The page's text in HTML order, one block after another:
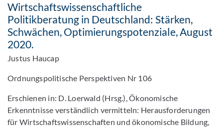
Wirtschaftswissenschaftliche
Politikberatung in Deutschland: Stärken,
Schwächen, Optimierungspotenziale, August
2020.
Justus Haucap
Ordnungspolitische Perspektiven Nr 106
Erschienen in: D. Loerwald (Hrsg.), Ökonomische
Erkenntnisse verständlich vermitteln: Herausforderungen
für Wirtschaftswissenschaften und ökonomische Bildung,